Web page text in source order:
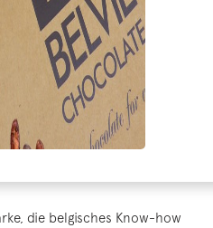
die belgisches Know-how